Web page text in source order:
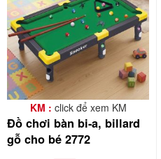
KM : click để xem KM
Đồ chơi bàn bi-a, billard
gỗ cho bé 2772